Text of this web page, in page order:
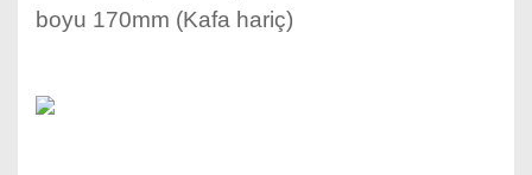
boyu 170mm (Kafa hariç)